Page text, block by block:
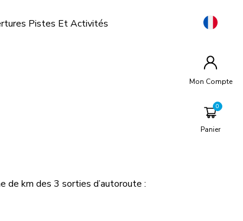
Pistes Et Activités
Mon Compte
Panier
de km des 3 sorties d’autoroute :